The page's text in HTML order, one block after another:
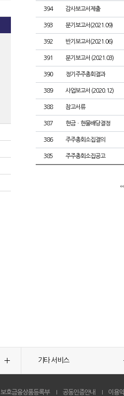
394 감사보고서제출
393 분기보고서(2021.09)
392 반기보고서(2021.06)
391 분기보고서 (2021.03)
390 정기주주총회결과
389 사업보고서 (2020.12)
388 참고서류
387 현금ㆍ현물배당결정
386 주주총회소집결의
385 주주총회소집공고
기타 서비스
보호금융상품등록부 공동인증안내 이용